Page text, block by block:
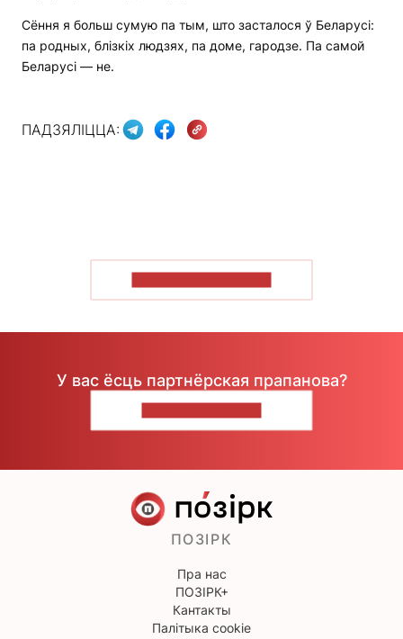
Сёння я больш сумую па тым, што засталося ў Беларусі:
па родных, блізкіх людзях, па доме, гародзе. Па самой
Беларусі — не.
ПАДЗЯЛІЦЦА:
У вас ёсць партнёрская прапанова?
ПОЗІРК
Пра нас
ПОЗІРК+
Кантакты
Палітыка cookie